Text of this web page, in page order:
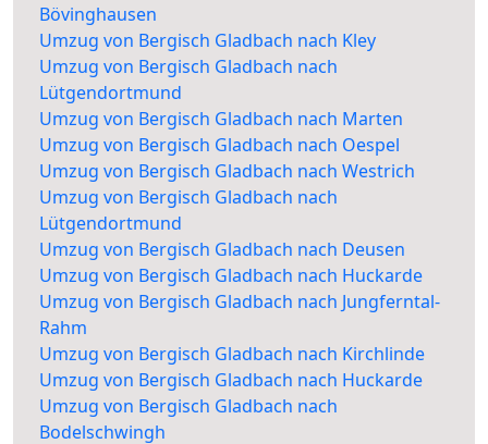
Bövinghausen
Umzug von Bergisch Gladbach nach Kley
Umzug von Bergisch Gladbach nach
Lütgendortmund
Umzug von Bergisch Gladbach nach Marten
Umzug von Bergisch Gladbach nach Oespel
Umzug von Bergisch Gladbach nach Westrich
Umzug von Bergisch Gladbach nach
Lütgendortmund
Umzug von Bergisch Gladbach nach Deusen
Umzug von Bergisch Gladbach nach Huckarde
Umzug von Bergisch Gladbach nach Jungferntal-
Rahm
Umzug von Bergisch Gladbach nach Kirchlinde
Umzug von Bergisch Gladbach nach Huckarde
Umzug von Bergisch Gladbach nach
Bodelschwingh